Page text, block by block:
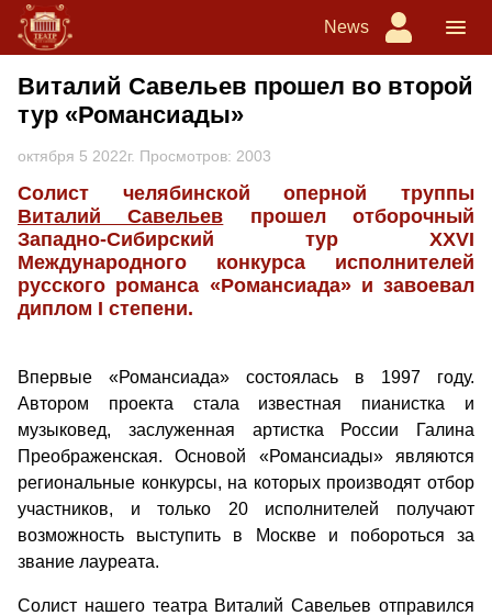
News
Виталий Савельев прошел во второй
тур «Романсиады»
октября 5 2022г. Просмотров: 2003
Солист челябинской оперной труппы
Виталий Савельев прошел отборочный
Западно-Сибирский тур XXVI
Международного конкурса исполнителей
русского романса «Романсиада» и завоевал
диплом I степени.
Впервые «Романсиада» состоялась в 1997 году.
Автором проекта стала известная пианистка и
музыковед, заслуженная артистка России Галина
Преображенская. Основой «Романсиады» являются
региональные конкурсы, на которых производят отбор
участников, и только 20 исполнителей получают
возможность выступить в Москве и побороться за
звание лауреата.
Солист нашего театра Виталий Савельев отправился